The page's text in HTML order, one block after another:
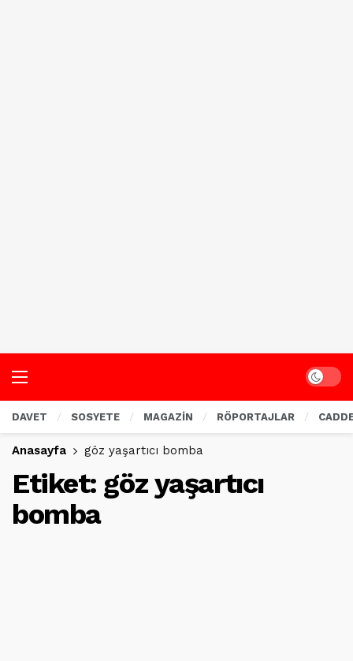
Dark
DAVET SOSYETE MAGAZİN RÖPORTAJLAR
Anasayfa göz yaşartıcı bomba
Etiket: göz yaşartıcı
bomba